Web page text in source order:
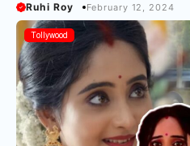
Ruhi Roy February 12, 2024
Tollywood